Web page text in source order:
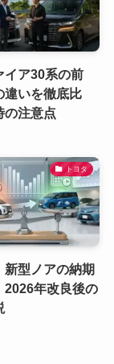
イア30系の前
違いを徹底比
の注意点
トヨタ
新型ノアの納期
2026年改良後の